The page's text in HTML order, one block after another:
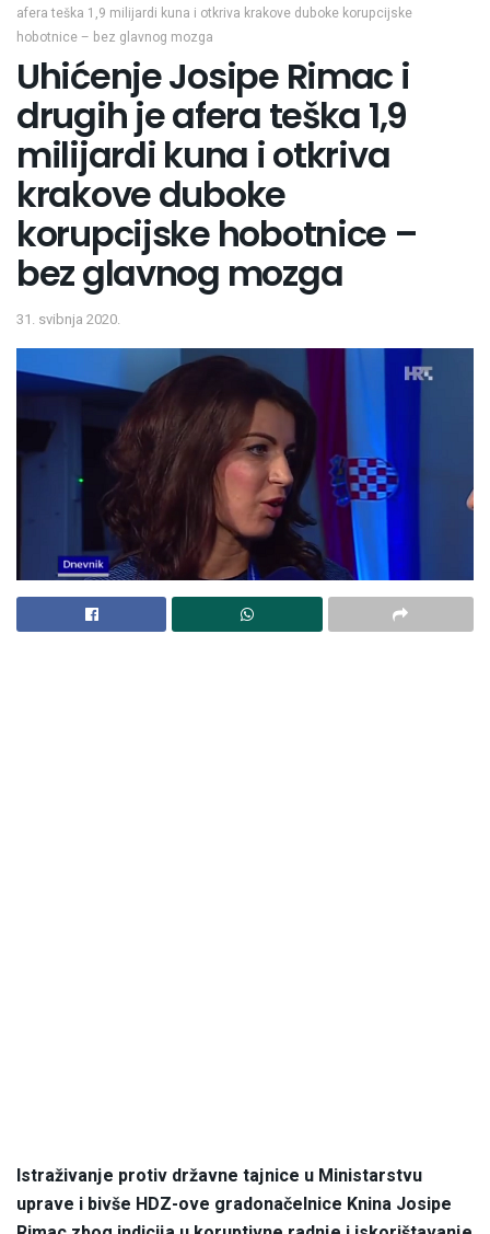
afera teška 1,9 milijardi kuna i otkriva krakove duboke korupcijske
hobotnice – bez glavnog mozga
Uhićenje Josipe Rimac i
drugih je afera teška 1,9
milijardi kuna i otkriva
krakove duboke
korupcijske hobotnice –
bez glavnog mozga
31. svibnja 2020.
Istraživanje protiv državne tajnice u Ministarstvu
uprave i bivše HDZ-ove gradonačelnice Knina Josipe